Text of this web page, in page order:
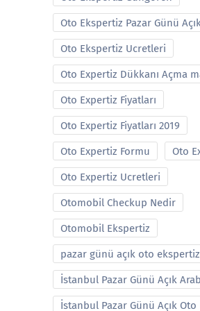
Oto Ekspertiz Pazar Günü
Oto Ekspertiz Ucretleri
Oto Expertiz Dükkanı Açma
Oto Expertiz Fiyatları
Oto Expertiz Fiyatları 2019
Oto Expertiz Formu Oto
Oto Expertiz Ucretleri
Otomobil Checkup Nedir
Otomobil Ekspertiz
pazar günü açık oto ekspertiz
İstanbul Pazar Günü Açık
İstanbul Pazar Günü Açık